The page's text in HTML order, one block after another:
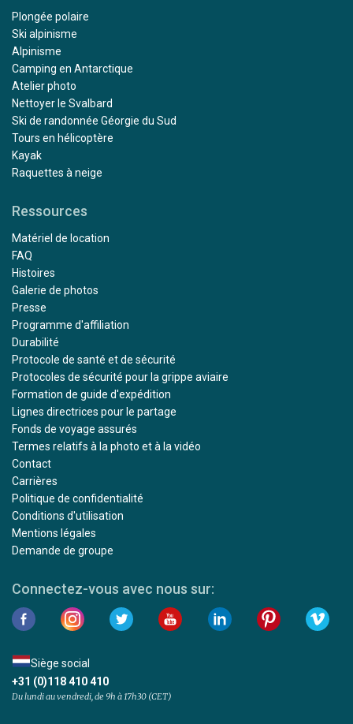
Plongée polaire
Ski alpinisme
Alpinisme
Camping en Antarctique
Atelier photo
Nettoyer le Svalbard
Ski de randonnée Géorgie du Sud
Tours en hélicoptère
Kayak
Raquettes à neige
Ressources
Matériel de location
FAQ
Histoires
Galerie de photos
Presse
Programme d'affiliation
Durabilité
Protocole de santé et de sécurité
Protocoles de sécurité pour la grippe aviaire
Formation de guide d'expédition
Lignes directrices pour le partage
Fonds de voyage assurés
Termes relatifs à la photo et à la vidéo
Contact
Carrières
Politique de confidentialité
Conditions d'utilisation
Mentions légales
Demande de groupe
Connectez-vous avec nous sur:
Siège social
+31 (0)118 410 410
Du lundi au vendredi, de 9h à 17h30 (CET)